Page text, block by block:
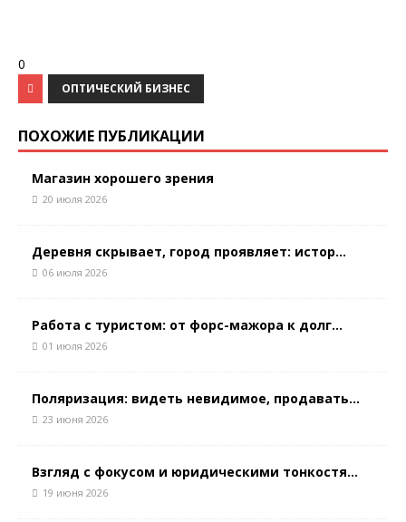
0
ОПТИЧЕСКИЙ БИЗНЕС
ПОХОЖИЕ ПУБЛИКАЦИИ
Магазин хорошего зрения
20 июля 2026
Деревня скрывает, город проявляет: истор...
06 июля 2026
Работа с туристом: от форс-мажора к долг...
01 июля 2026
Поляризация: видеть невидимое, продавать...
23 июня 2026
Взгляд с фокусом и юридическими тонкостя...
19 июня 2026